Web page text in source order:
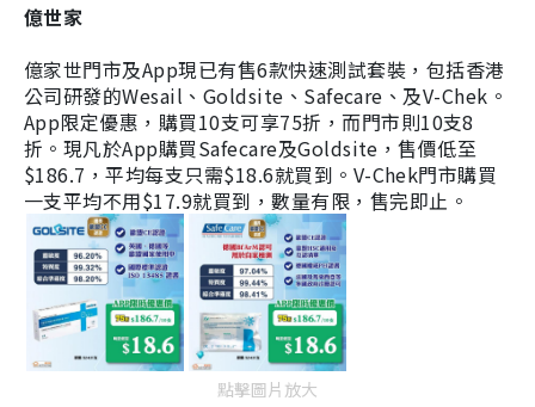
億世家
億家世門市及App現已有售6款快速測試套裝，包括香港
公司研發的Wesail、Goldsite、Safecare、及V-Chek。
App限定優惠，購買10支可享75折，而門市則10支8
折。現凡於App購買Safecare及Goldsite，售價低至
$186.7，平均每支只需$18.6就買到。V-Chek門市購買
一支平均不用$17.9就買到，數量有限，售完即止。
點擊圖片放大